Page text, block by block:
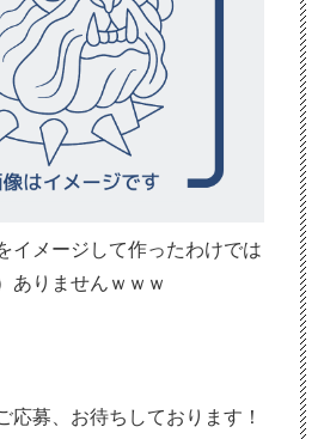
イメージして作ったわけでは
ありませんｗｗｗ
応募、お待ちしております！